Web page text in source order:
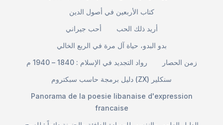
كتاب الأربعين في أصول الدين
أحب جيراني
أريد ذلك الحب
بدو البدو، حياة آل مرة في الربع الخالي
رواد التجديد في الإسلام : 1840 – 1940 م
زمن الحصار
دليل برمجة حاسب سبكتروم (ZX) سنكلير
Panorama de la poesie libanaise d'expression
francaise